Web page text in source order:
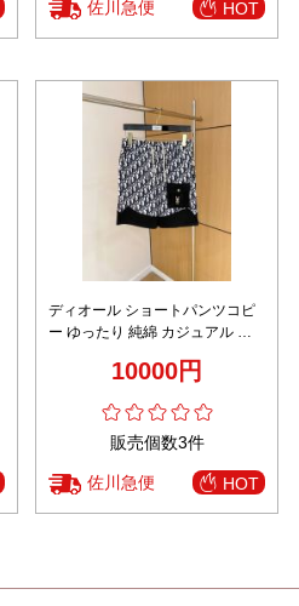
佐川急便 HOT
ディオール ショートパンツコピ
ー ゆったり 純綿 カジュアル ス
10000円
販売個数3件
佐川急便 HOT